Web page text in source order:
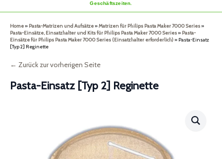
Geschäftszeiten.
Home» Pasta-Matrizen und Aufsätze»Matrizen für Philips Pasta Maker 7000 Series»
Pasta-Einsätze, Einsatzhalter und Kits für Philips Pasta Maker 7000 Series» Pasta-
Einsätze für Philips Pasta Maker 7000 Series (Einsatzhalter erforderlich)» Pasta-Einsatz
[Typ 2] Reginette
← Zurück zur vorherigen Seite
Pasta-Einsatz [Typ 2] Reginette